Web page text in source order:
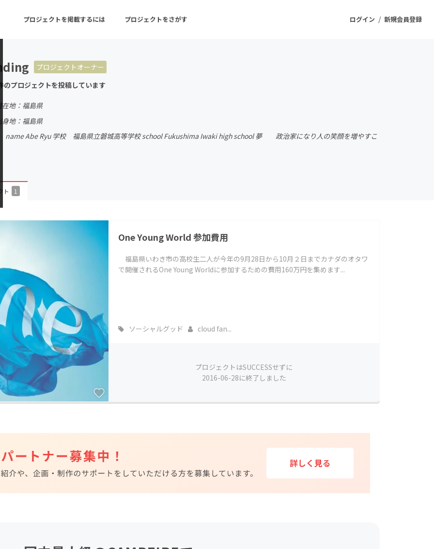
ログイン / 新規会員登録
プロジェクトを掲載するには プロジェクトをさがす
ーン 注目の新着プロジェクト
音楽
ゲーム・サービス開発
フード・飲食店
ファッション
CAMPFIRE for Social Good
CAMPFIRE Creation
プロジェクトオーナー
のプロジェクトを投稿しています
在地：福島県
身地：福島県
Abe Ryu 学校 福島県立磐城高等学校 school Fukushima Iwaki high school 夢 政治家になり人の笑顔を増やすこ
ト 1
One Young World 参加費用
福島県いわき市の高校生二人が今年の9月28日から10月２日までカナダのオタワ
で開催されるOne Young Worldに参加するための費用160万円を集めます...
ソーシャルグッド cloud fan...
プロジェクトはSUCCESSせずに
2016-06-28に終了しました